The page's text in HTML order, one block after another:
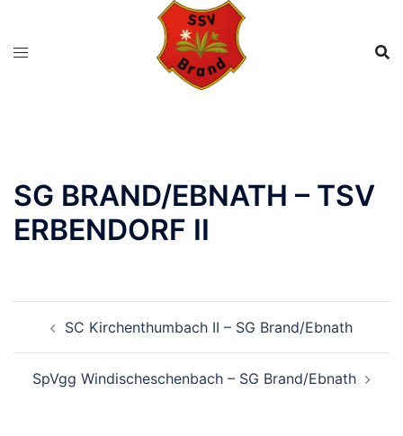
springen
SG BRAND/EBNATH – TSV
ERBENDORF II
SC Kirchenthumbach II – SG Brand/Ebnath
SpVgg Windischeschenbach – SG Brand/Ebnath